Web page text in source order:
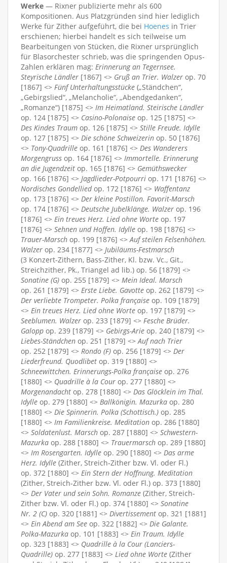
Werke — Rixner publizierte mehr als 600
Kompositionen. Aus Platzgründen sind hier lediglich
Werke für Zither aufgeführt, die bei Hoenes in Trier
erschienen; hierbei handelt es sich teilweise um
Bearbeitungen von Stücken, die Rixner ursprünglich
für Blasorchester schrieb, was die springenden Opus-
Zahlen erklären mag: Erinnerung an Tegernsee.
Steyrische Ländler [1867] <> Gruß an Trier. Walzer op. 70
[1867] <> Fünf Unterhaltungsstücke („Ständchen“,
„Gebirgslied“, „Melancholie“, „Abendgedanken“,
„Romanze“) [1875] <> Im Heimatland. Steirische Ländler
op. 124 [1875] <> Casino-Polonaise op. 125 [1875] <>
Des Kindes Traum op. 126 [1875] <> Stille Freude. Idylle
op. 127 [1875] <> Die schöne Schweizerin op. 50 [1876]
<> Tony-Quadrille op. 161 [1876] <> Des Wanderers
Morgengruss op. 164 [1876] <> Immortelle. Erinnerung
an die Jugendzeit op. 165 [1876] <> Gemüthswecker
op. 166 [1876] <> Jagdlieder-Potpourri op. 171 [1876] <>
Nordisches Gondelliedop. 172 [1876] <> Waffentanz
op. 173 [1876] <> Der kleine Postillon. Favorit-Marsch
op. 174 [1876] <> Deutsche Jubelklänge. Walzer op. 196
[1876] <> Ein treues Herz. Lied ohne Worte op. 197
[1876] <> Sehnen und Hoffen. Idylle op. 198 [1876] <>
Trauer-Marsch op. 199 [1876] <> Auf steilen Felsenhöhen.
Walzer op. 234 [1877] <> Jubiläums-Festmarsch
(3 Konzert-Zithern, Bass-Zither, Kl. bzw. Vc., Git.,
Streichzither, Pk., Triangel ad lib.) op. 56 [1879] <>
Sonatine (G) op. 255 [1879] <> Mein Ideal. Marsch
op. 261 [1879] <> Erste Liebe. Gavotte op. 262 [1879] <>
Der verliebte Trompeter. Polka française op. 109 [1879]
<> Ein treues Herz. Lied ohne Worte op. 197 [1879] <>
Seeblumen. Walzer op. 233 [1879] <> Fesche Brüder.
Galopp op. 239 [1879] <> Gebirgs-Arie op. 240 [1879] <>
Liebes-Ständchen op. 251 [1879] <> Auf nach Trier
op. 252 [1879] <> Rondo (F) op. 256 [1879] <> Der
Liederfreund. Quodlibet op. 319 [1880] <>
Schneewittchen. Erinnerungs-Polka française op. 276
[1880] <> Quadrille à la Cour op. 277 [1880] <>
Morgenandacht op. 278 [1880] <> Das Glöcklein im Thal.
Idylle op. 279 [1880] <> Ballkönigin. Mazurka op. 280
[1880] <> Die Spinnerin. Polka (Schottisch.) op. 285
[1880] <> Im Familienkreise. Meditation op. 286 [1880]
<> Soldatenlust. Marsch op. 287 [1880] <> Schwestern-
Mazurka op. 288 [1880] <> Trauermarsch op. 289 [1880]
<> Im Rosengarten. Idylle op. 290 [1880] <> Das arme
Herz. Idylle (Zither, Streich-Zither bzw. Vl. oder Fl.)
op. 372 [1880] <> Ein Stern der Hoffnung. Meditation
(Zither, Streich-Zither bzw. Vl. oder Fl.) op. 373 [1880]
<> Der Vater und sein Sohn. Romanze (Zither, Streich-
Zither bzw. Vl. oder Fl.) op. 374 [1880] <> Sonatine
Nr. 2 (C) op. 320 [1881] <> Divertissement op. 321 [1881]
<> Ein Abend am See op. 322 [1882] <> Die Galante.
Polka-Mazurka op. 101 [1883] <> Ein Traum. Idylle
op. 323 [1883] <> Quadrille à la Cour (Lanciers-
Quadrille) op. 277 [1883] <> Lied ohne Worte (Zither